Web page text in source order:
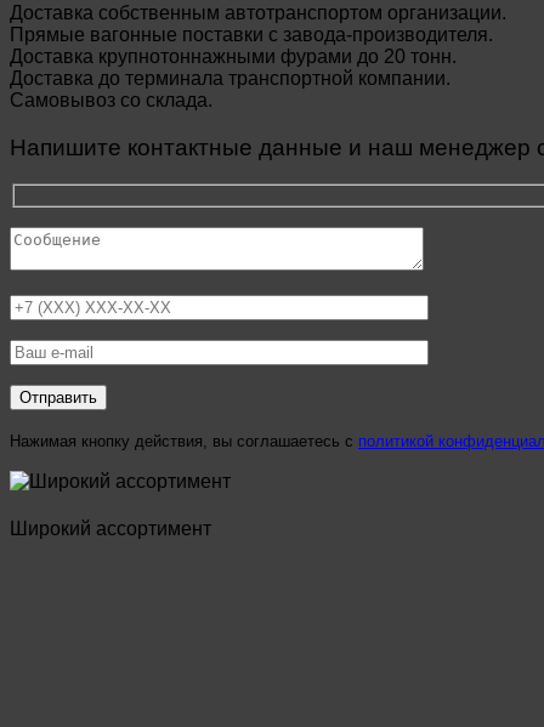
Доставка собственным автотранспортом организации.
Прямые вагонные поставки с завода-производителя.
Доставка крупнотоннажными фурами до 20 тонн.
Доставка до терминала транспортной компании.
Самовывоз со склада.
Напишите контактные данные и наш менеджер
Нажимая кнопку действия, вы соглашаетесь с политикой
Широкий ассортимент